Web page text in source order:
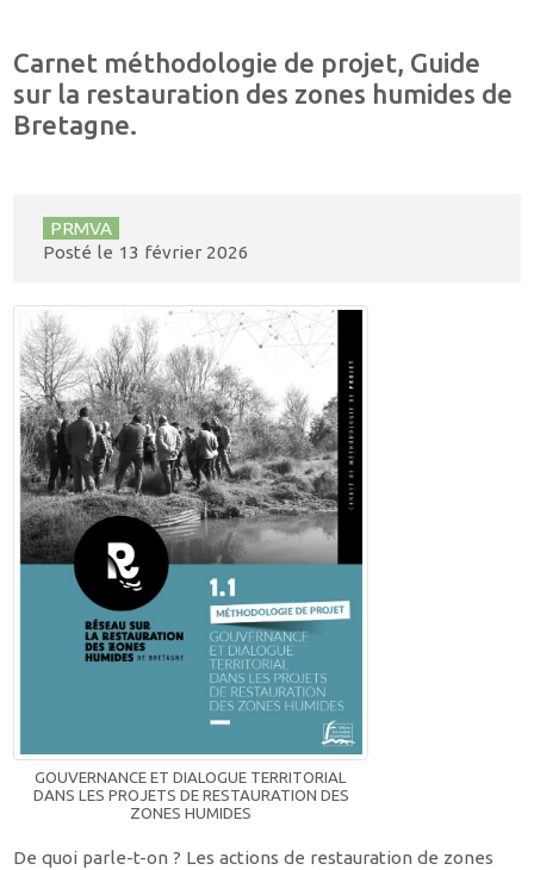
Carnet méthodologie de projet, Guide
sur la restauration des zones humides de
Bretagne.
PRMVA
Posté le 13 février 2026
GOUVERNANCE ET DIALOGUE TERRITORIAL
DANS LES PROJETS DE RESTAURATION DES
ZONES HUMIDES
De quoi parle-t-on ? Les actions de restauration de zones